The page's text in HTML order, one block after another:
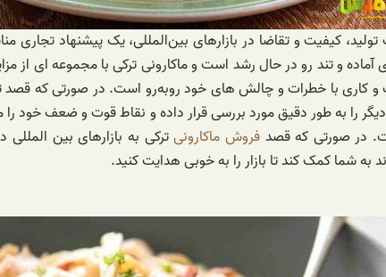
کیفیت و تقاضا در بازارهای بین‌المللی، یک پیشنهاد
آماده و تند رو در حال رشد است و ماکارونی ترکی با مجموعه ای
با خطرات و چالش های خود روبه‌رو است. در صورتی که قصد تجارت
دیگر را به طور دقیق مورد بررسی قرار داده و نقاط قوت و ضعف
در صورتی که قصدفروش ماکارونیترکی به بازارهای بین المللی
به شما کمک کند تا بازار را به خوبی هدایت کنید.